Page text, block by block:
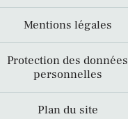
Mentions légales
Protection des données
personnelles
Plan du site